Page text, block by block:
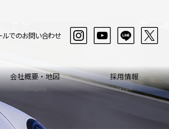
会社概要・地図
company
採用情報
recruit
ルでのお問い合わせ